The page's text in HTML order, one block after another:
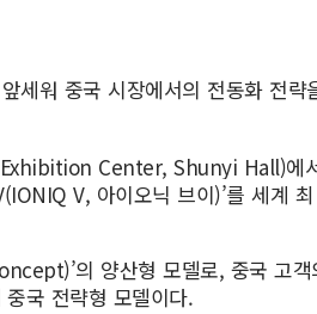
세워 중국 시장에서의 전동화 전략
Center, Shunyi Hall)에
V, 아이오닉 브이)’를 세계 최
의 양산형 모델로, 중국 고객
국 전략형 모델이다.